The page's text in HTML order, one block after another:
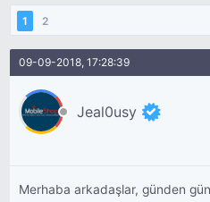
1 2
09-09-2018, 17:28:39
Jeal0usy
Merhaba arkadaşlar, günden